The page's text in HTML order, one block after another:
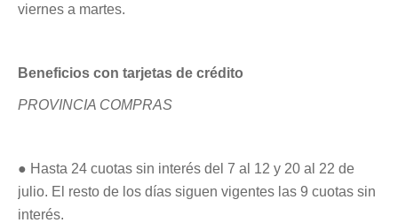
viernes a martes.
Beneficios con tarjetas de crédito
PROVINCIA COMPRAS
● Hasta 24 cuotas sin interés del 7 al 12 y 20 al 22 de
julio. El resto de los días siguen vigentes las 9 cuotas sin
interés.